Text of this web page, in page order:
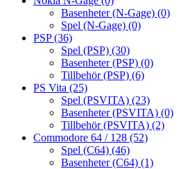
Basenheter (N-Gage) (0)
Spel (N-Gage) (0)
PSP(36)
Spel (PSP) (30)
Basenheter (PSP) (0)
Tillbehör (PSP) (6)
PS Vita (25)
Spel (PSVITA) (23)
Basenheter (PSVITA) (0)
Tillbehör (PSVITA) (2)
Commodore 64 / 128 (52)
Spel (C64) (46)
Basenheter (C64) (1)